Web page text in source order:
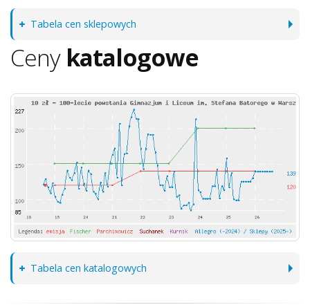
Tabela cen sklepowych
Ceny katalogowe
Tabela cen katalogowych